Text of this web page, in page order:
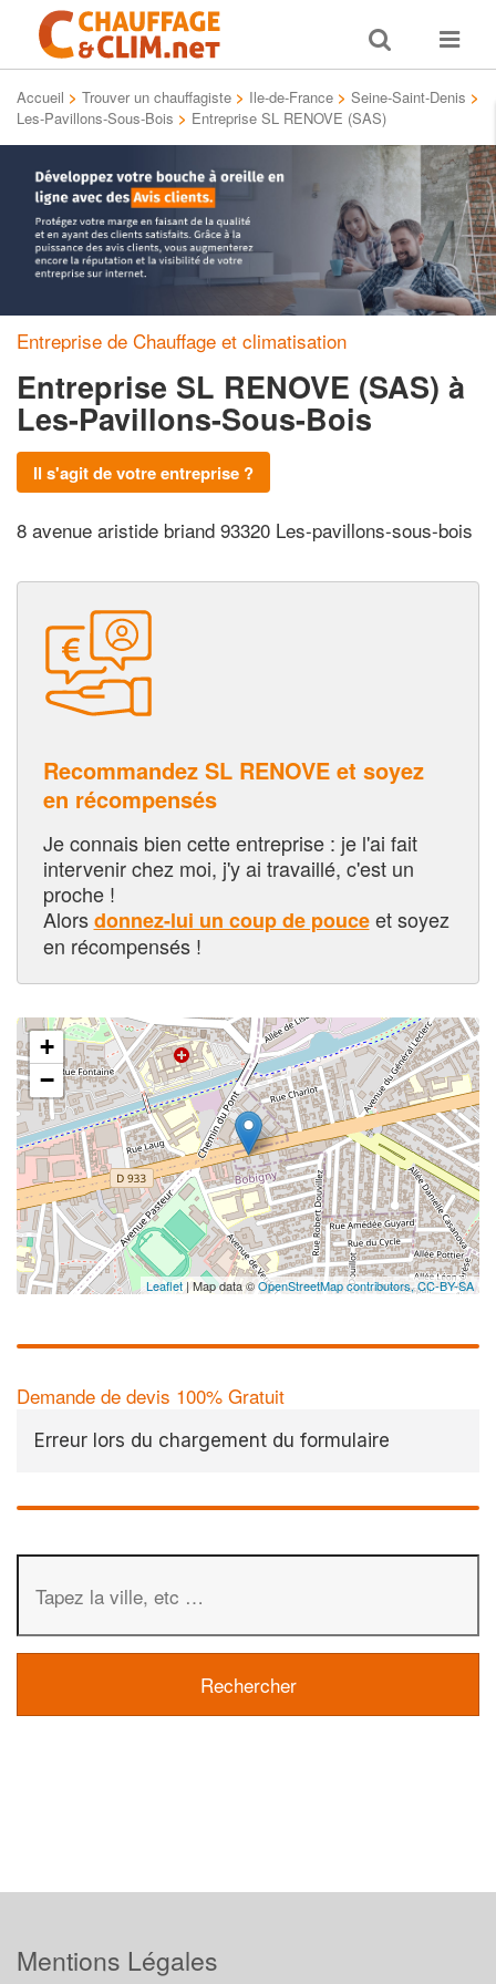
Toggle
search
Toggle
Accueil > Trouver un chauffagiste > Ile-de-France > Seine-Saint-Denis >
Les-Pavillons-Sous-Bois > Entreprise SL RENOVE (SAS)
Entreprise de Chauffage et climatisation
Entreprise SL RENOVE (SAS) à
Les-Pavillons-Sous-Bois
Il s'agit de votre entreprise ?
8 avenue aristide briand 93320 Les-pavillons-sous-bois
Recommandez SL RENOVE et soyez
en récompensés
Je connais bien cette entreprise : je l'ai fait
intervenir chez moi, j'y ai travaillé, c'est un
proche !
Alorsdonnez-lui un coup de pouceet soyez
en récompensés !
+
−
Leaflet| Map data ©OpenStreetMap contributors,CC-BY-SA
Demande de devis 100% Gratuit
Erreur lors du chargement du formulaire
Mentions Légales